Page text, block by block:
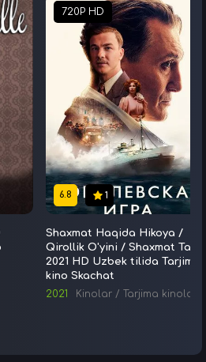
720P HD
6.8 1
Shaxmat Haqida Hikoya /
Qirollik O'yini / Shaxmat
2021 HD Uzbek tilida Tarjima
kino Skachat
2021
Kinolar / Tarjima kinolar